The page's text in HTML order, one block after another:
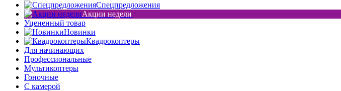
Спецпредложения
Акции недели
Уцененный товар
Новинки
Квадрокоптеры
Для начинающих
Профессиональные
Мультикоптеры
Гоночные
C камерой